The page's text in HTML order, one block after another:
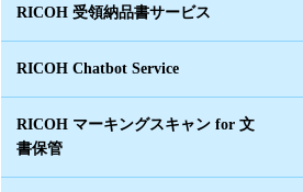
RICOH 受領納品書サービス
RICOH Chatbot Service
RICOH マーキングスキャン for 文
書保管